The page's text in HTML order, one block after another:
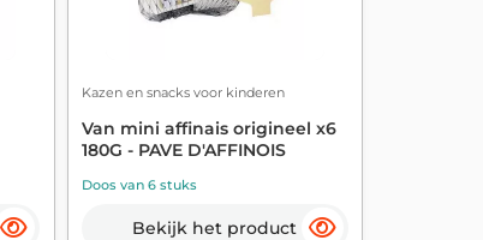
Kazen en snacks voor kinderen
Van mini affinais origineel x6
180G - PAVE D'AFFINOIS
Doos van 6 stuks
Bekijk het product